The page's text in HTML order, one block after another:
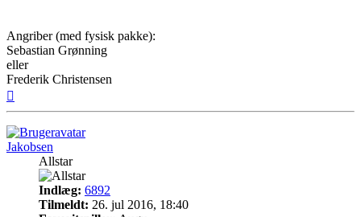
Angriber (med fysisk pakke):
Sebastian Grønning
eller
Frederik Christensen
Jakobsen
Allstar
Indlæg: 6892
Tilmeldt: 26. jul 2016, 18:40